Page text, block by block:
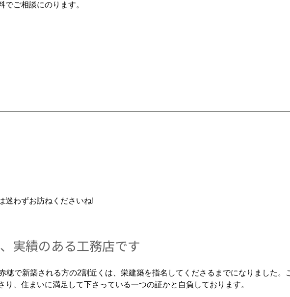
ご相談にのります。
迷わずお訪ねくださいね!
実績のある工務店です
穂で新築される方の2割近くは、栄建築を指名してくださるまでになりました。
、住まいに満足して下さっている一つの証かと自負しております。